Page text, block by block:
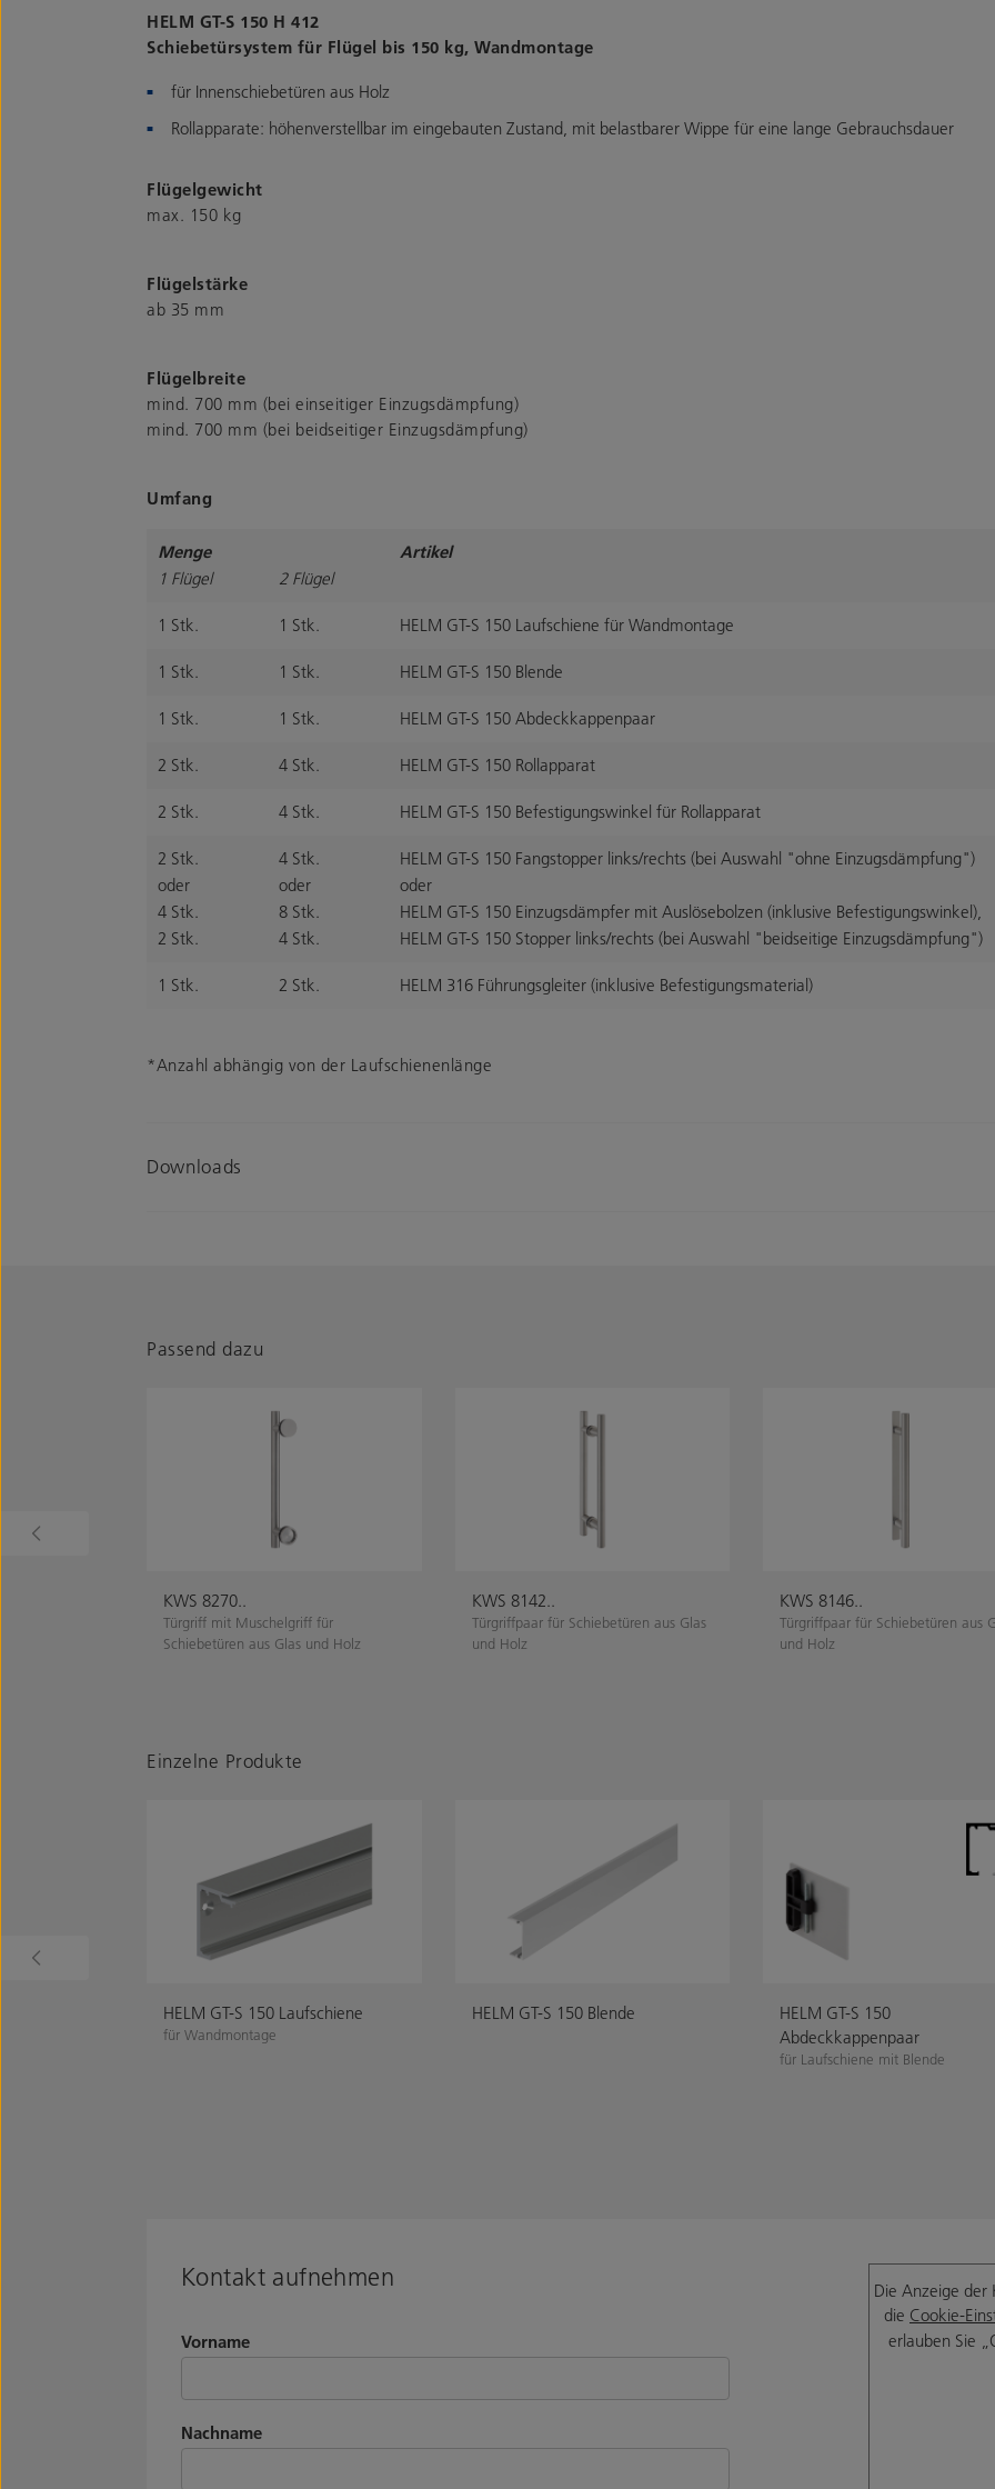
HELM GT-S 150 H 412
Schiebetürsystem für Flügel bis 150 kg, Wandmontage
für Innenschiebetüren aus Holz
Rollapparate: höhenverstellbar im eingebauten Zustand, mit belastbarer Wippe für eine lange Gebrauchsdauer
Flügelgewicht
max. 150 kg
Flügelstärke
ab 35 mm
Flügelbreite
mind. 700 mm (bei einseitiger Einzugsdämpfung)
mind. 700 mm (bei beidseitiger Einzugsdämpfung)
Umfang
Menge
1 Flügel
2 Flügel
Artikel
1 Stk. 1 Stk. HELM GT-S 150 Laufschiene für Wandmontage
1 Stk. 1 Stk. HELM GT-S 150 Blende
1 Stk. 1 Stk. HELM GT-S 150 Abdeckkappenpaar
2 Stk. 4 Stk. HELM GT-S 150 Rollapparat
2 Stk. 4 Stk. HELM GT-S 150 Befestigungswinkel für Rollapparat
2 Stk.
oder
4 Stk.
2 Stk.
4 Stk.
oder
8 Stk.
4 Stk.
HELM GT-S 150 Fangstopper links/rechts (bei Auswahl "ohne Einzugsdämpfung")
oder
HELM GT-S 150 Einzugsdämpfer mit Auslösebolzen (inklusive Befestigungswinkel),
HELM GT-S 150 Stopper links/rechts (bei Auswahl "beidseitige Einzugsdämpfung")
1 Stk. 2 Stk. HELM 316 Führungsgleiter (inklusive Befestigungsmaterial)
*Anzahl abhängig von der Laufschienenlänge
Downloads
Passend dazu
KWS 8270..
Türgriff mit Muschelgriff für
Schiebetüren aus Glas und Holz
KWS 8142..
Türgriffpaar für Schiebetüren aus Glas
und Holz
KWS 8146..
Türgriffpaar für Schiebetüren aus
und Holz
Einzelne Produkte
HELM GT-S 150 Laufschiene
für Wandmontage
HELM GT-S 150 Blende
HELM GT-S 150
Abdeckkappenpaar
für Laufschiene mit Blende
Kontakt aufnehmen
Vorname
Nachname
Die Anzeige
die Cookie-
erlauben Sie